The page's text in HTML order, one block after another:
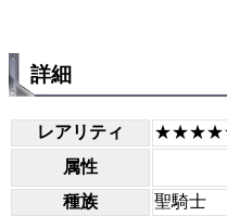
詳細
レアリティ
属性
種族
聖騎士